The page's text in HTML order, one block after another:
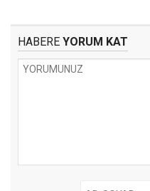
HABERE YORUM KAT